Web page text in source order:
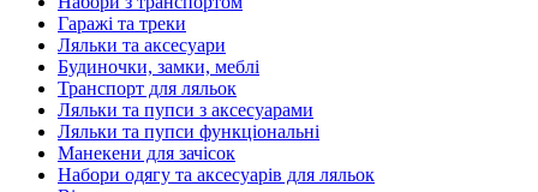
Гаражі та треки
Ляльки та аксесуари
Будиночки, замки, меблі
Транспорт для ляльок
Ляльки та пупси з аксесуарами
Ляльки та пупси функціональні
Манекени для зачісок
Набори одягу та аксесуарів для ляльок